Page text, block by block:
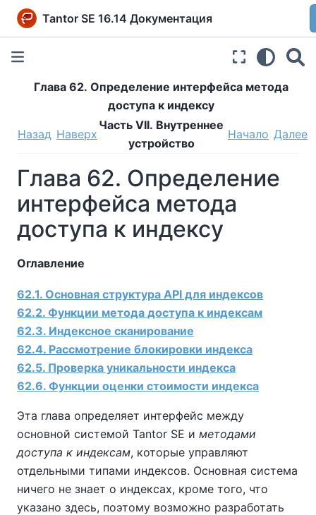
Tantor SE 16.14 Документация
Глава 62. Определение интерфейса метода
доступа к индексу
Назад Наверх
Часть VII. Внутреннее
устройство
Начало Далее
Глава 62. Определение
интерфейса метода
доступа к индексу
Оглавление
62.1. Основная структура API для индексов
62.2. Функции метода доступа к индексам
62.3. Индексное сканирование
62.4. Рассмотрение блокировки индекса
62.5. Проверка уникальности индекса
62.6. Функции оценки стоимости индекса
Эта глава определяет интерфейс между
основной системой Tantor SE и методами
доступа к индексам, которые управляют
отдельными типами индексов. Основная система
ничего не знает о индексах, кроме того, что
указано здесь, поэтому возможно разработать